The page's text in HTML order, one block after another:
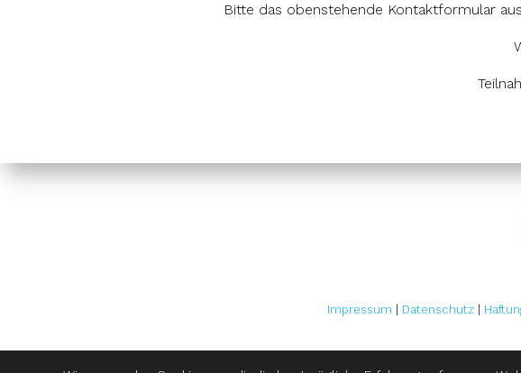
Bitte das obenstehende Kontaktformular
Impressum Datenschutz